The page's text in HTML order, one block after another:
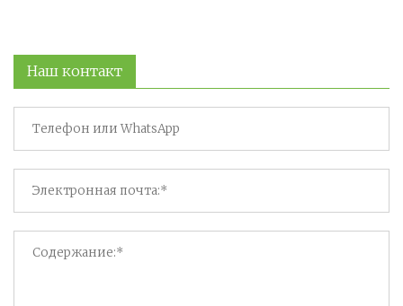
Наш контакт